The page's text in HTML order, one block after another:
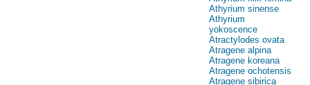
Athyrium sinense
Athyrium
yokoscence
Atractylodes ovata
Atragene alpina
Atragene koreana
Atragene ochotensis
Atragene sibirica